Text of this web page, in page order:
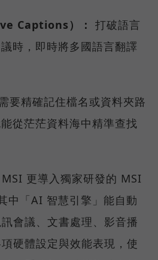
Captions）： 打破語言
時，即時將多國語言翻譯
要精確記住檔名或資料夾路
從茫茫資料海中精準查找
更導入獨家研發的 MSI
中「AI 智慧引擎」能自動
會議、文書處理、影音播
硬體設定與效能表現，使